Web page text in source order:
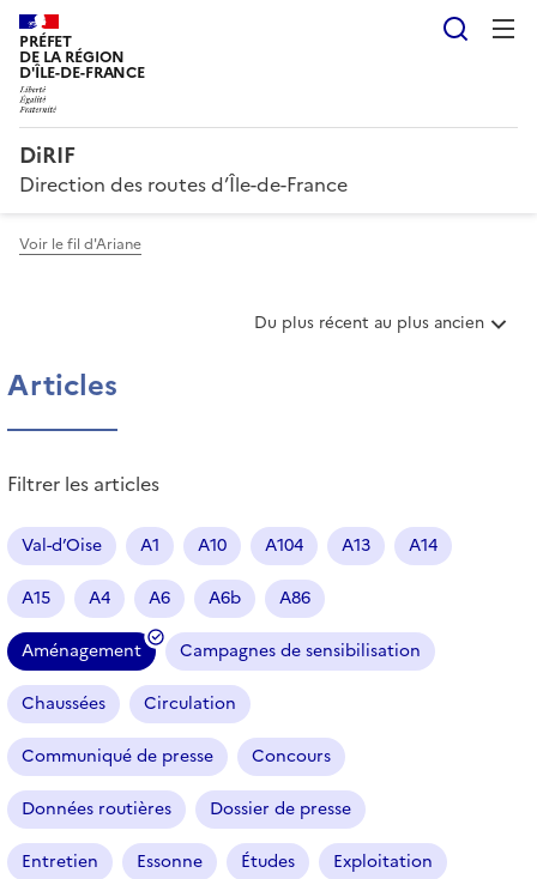
PRÉFET
DE LA RÉGION
D'ÎLE-DE-FRANCE
DiRIF
Direction des routes d’Île-de-France
Voir le fil d'Ariane
T
r
t
c
l
e
Du plus récent au plus ancien
Articles
Filtrer les articles
Val-d’Oise A1 A10 A104 A13 A14
A15 A4 A6 A6b A86
Aménagement
(
f
i
l
t
r
e
s
Campagnes de sensibilisation
Chaussées Circulation
Communiqué de presse Concours
Données routières Dossier de presse
Entretien Essonne Études Exploitation